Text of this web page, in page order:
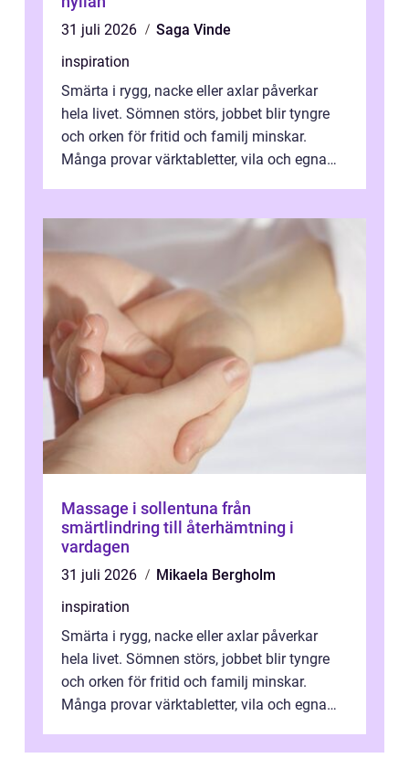
31 juli 2026
Saga Vinde
inspiration
Smärta i rygg, nacke eller axlar påverkar
hela livet. Sömnen störs, jobbet blir tyngre
och orken för fritid och familj minskar.
Många provar värktabletter, vila och egna
Massage i sollentuna från
smärtlindring till återhämtning i
vardagen
31 juli 2026
Mikaela Bergholm
inspiration
Smärta i rygg, nacke eller axlar påverkar
hela livet. Sömnen störs, jobbet blir tyngre
och orken för fritid och familj minskar.
Många provar värktabletter, vila och egna